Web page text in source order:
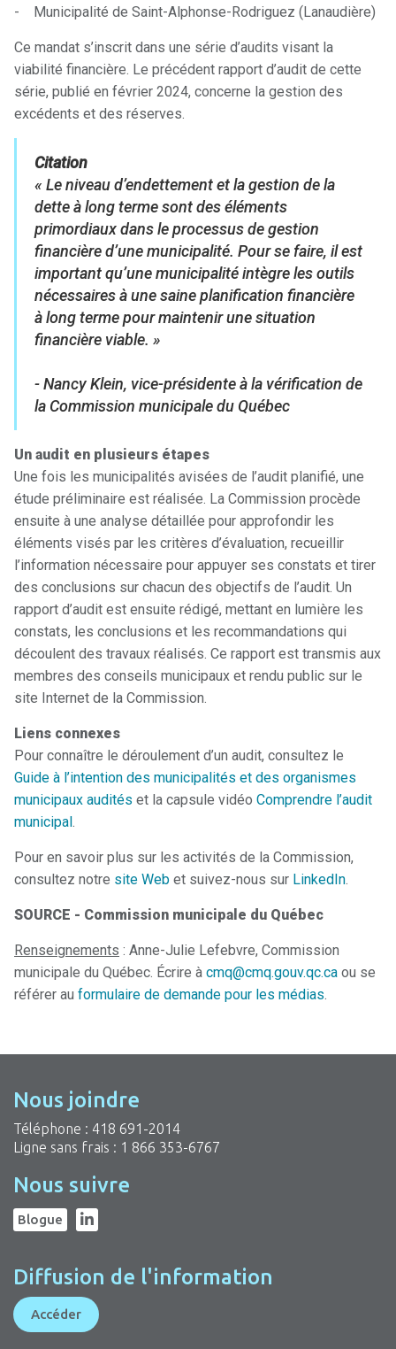
- Municipalité de Saint-Alphonse-Rodriguez (Lanaudière)
Ce mandat s’inscrit dans une série d’audits visant la
viabilité financière. Le précédent rapport d’audit de cette
série, publié en février 2024, concerne la gestion des
excédents et des réserves.
Citation
« Le niveau d’endettement et la gestion de la
dette à long terme sont des éléments
primordiaux dans le processus de gestion
financière d’une municipalité. Pour se faire, il est
important qu’une municipalité intègre les outils
nécessaires à une saine planification financière
à long terme pour maintenir une situation
financière viable. »
- Nancy Klein, vice-présidente à la vérification de
la Commission municipale du Québec
Un audit en plusieurs étapes
Une fois les municipalités avisées de l’audit planifié, une
étude préliminaire est réalisée. La Commission procède
ensuite à une analyse détaillée pour approfondir les
éléments visés par les critères d’évaluation, recueillir
l’information nécessaire pour appuyer ses constats et tirer
des conclusions sur chacun des objectifs de l’audit. Un
rapport d’audit est ensuite rédigé, mettant en lumière les
constats, les conclusions et les recommandations qui
découlent des travaux réalisés. Ce rapport est transmis aux
membres des conseils municipaux et rendu public sur le
site Internet de la Commission.
Liens connexes
Pour connaître le déroulement d’un audit, consultez le
Guide à l’intention des municipalités et des organismes
municipaux audités et la capsule vidéo Comprendre l’audit
municipal .
Pour en savoir plus sur les activités de la Commission,
consultez notre site Web et suivez-nous sur LinkedIn.
SOURCE - Commission municipale du Québec
Renseignements : Anne-Julie Lefebvre, Commission
municipale du Québec. Écrire à cmq@cmq.gouv.qc.ca ou se
référer au formulaire de demande pour les médias.
Nous joindre
Téléphone : 418 691-2014
Ligne sans frais : 1 866 353-6767
Nous suivre
Blogue
Diffusion de l'information
Accéder